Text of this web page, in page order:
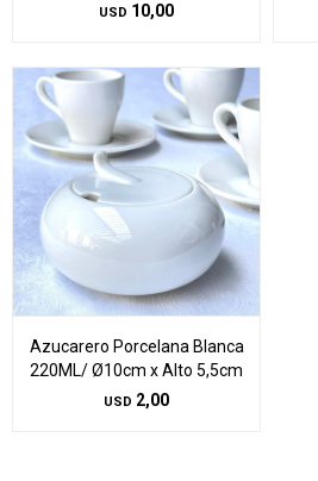
USD 10,00
Azucarero Porcelana Blanca
220ML/ Ø10cm x Alto 5,5cm
USD 2,00